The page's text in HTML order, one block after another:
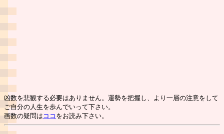
凶数を悲観する必要はありません。運勢を把握し、より一層の注意をして
ご自分の人生を歩んでいって下さい。
画数の疑問は ココ をお読み下さい。